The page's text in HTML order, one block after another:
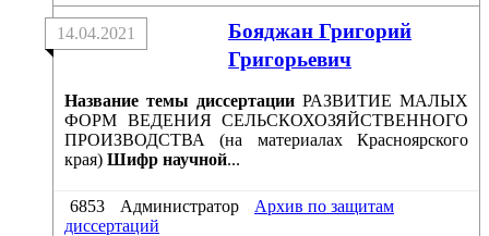
Бояджан Григорий
Григорьевич
14.04.2021
Название темы диссертации РАЗВИТИЕ МАЛЫХ
ФОРМ ВЕДЕНИЯ СЕЛЬСКОХОЗЯЙСТВЕННОГО
ПРОИЗВОДСТВА (на материалах Красноярского
края) Шифр научной...
6853 Администратор
Архив по защитам
диссертаций